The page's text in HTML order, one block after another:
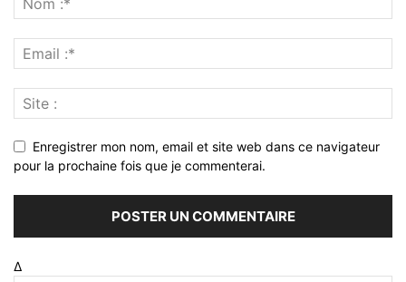
Enregistrer mon nom, email et site web dans ce navigateur
pour la prochaine fois que je commenterai.
Δ